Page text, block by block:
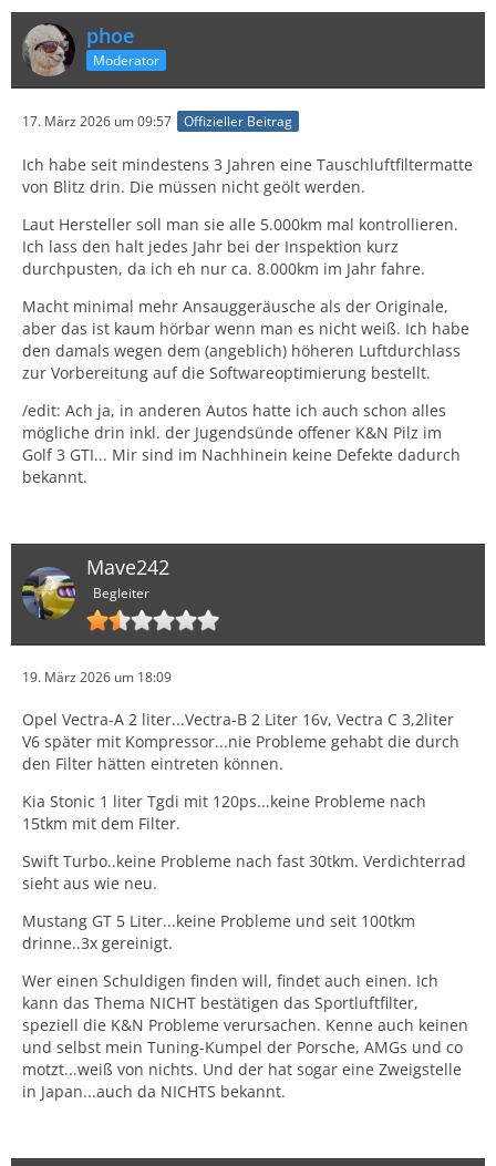
phoe
Moderator
17. März 2026 um 09:57 Offizieller Beitrag
Ich habe seit mindestens 3 Jahren eine Tauschluftfiltermatte
von Blitz drin. Die müssen nicht geölt werden.
Laut Hersteller soll man sie alle 5.000km mal kontrollieren.
Ich lass den halt jedes Jahr bei der Inspektion kurz
durchpusten, da ich eh nur ca. 8.000km im Jahr fahre.
Macht minimal mehr Ansauggeräusche als der Originale,
aber das ist kaum hörbar wenn man es nicht weiß. Ich habe
den damals wegen dem (angeblich) höheren Luftdurchlass
zur Vorbereitung auf die Softwareoptimierung bestellt.
/edit: Ach ja, in anderen Autos hatte ich auch schon alles
mögliche drin inkl. der Jugendsünde offener K&N Pilz im
Golf 3 GTI... Mir sind im Nachhinein keine Defekte dadurch
bekannt.
Mave242
Begleiter
19. März 2026 um 18:09
Opel Vectra-A 2 liter...Vectra-B 2 Liter 16v, Vectra C 3,2liter
V6 später mit Kompressor...nie Probleme gehabt die durch
den Filter hätten eintreten können.
Kia Stonic 1 liter Tgdi mit 120ps...keine Probleme nach
15tkm mit dem Filter.
Swift Turbo..keine Probleme nach fast 30tkm. Verdichterrad
sieht aus wie neu.
Mustang GT 5 Liter...keine Probleme und seit 100tkm
drinne..3x gereinigt.
Wer einen Schuldigen finden will, findet auch einen. Ich
kann das Thema NICHT bestätigen das Sportluftfilter,
speziell die K&N Probleme verursachen. Kenne auch keinen
und selbst mein Tuning-Kumpel der Porsche, AMGs und co
motzt...weiß von nichts. Und der hat sogar eine Zweigstelle
in Japan...auch da NICHTS bekannt.